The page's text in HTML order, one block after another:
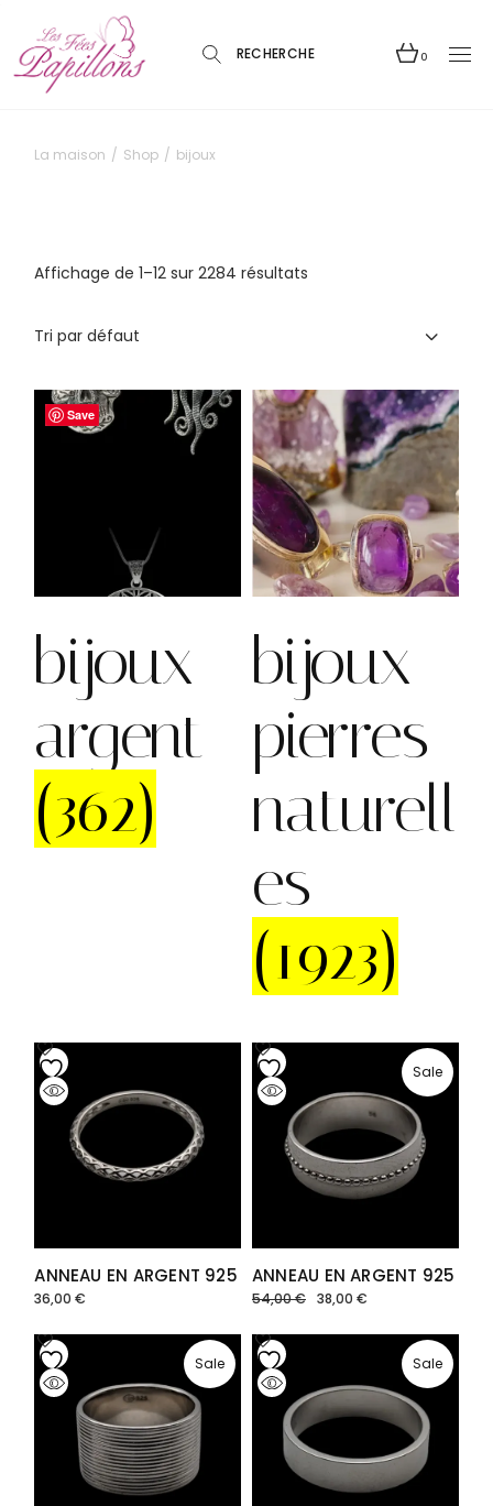
content 0
La maison Shop bijoux
Affichage de 1–12 sur 2284 résultats
Tri par défaut
bijoux
argent
(362)
bijoux
pierres
naturell
es
(1923)
Save
ANNEAU EN ARGENT 925
36,00€
Save
Sale
ANNEAU EN ARGENT 925
54,00€
Le
initial
était :
54,00 €.
38,00 €
Le
actuel
est :
38,00 €.
Save
Sale
Save
Sale
Save
Save
Save
Save
Save
Save
Save
Save